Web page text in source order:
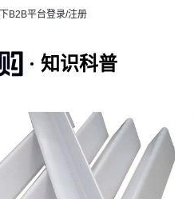
B2B平台登录/注册
知识科普